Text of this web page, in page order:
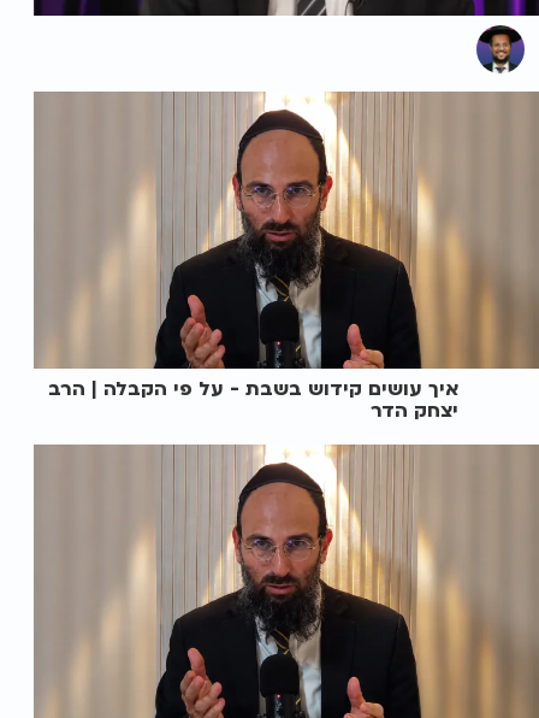
איך עושים קידוש בשבת - על פי הקבלה | הרב
יצחק הדר